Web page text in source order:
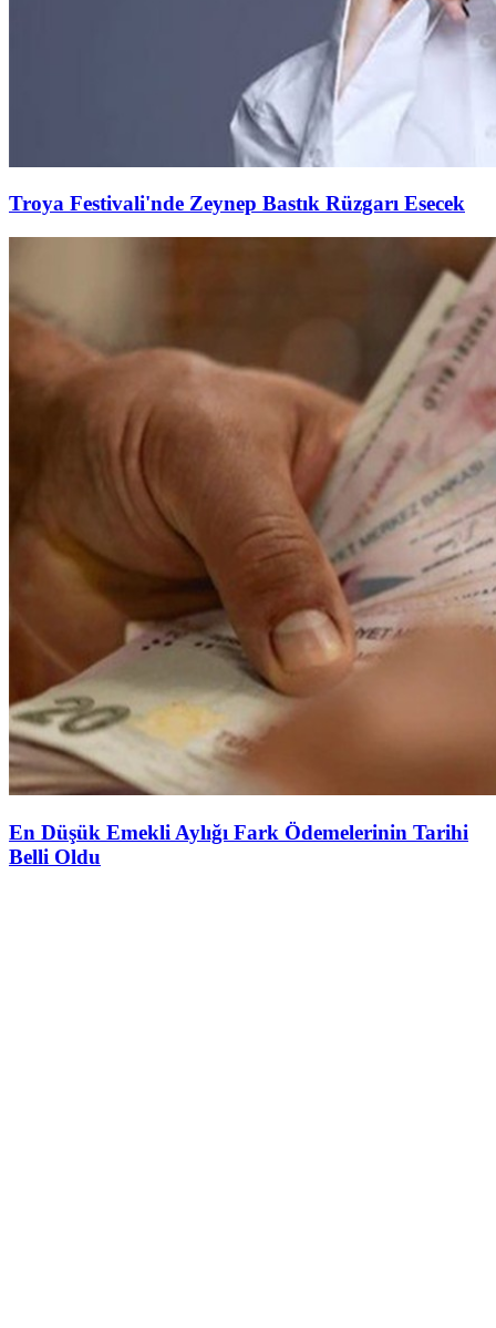
Troya Festivali'nde Zeynep Bastık Rüzgarı Esecek
En Düşük Emekli Aylığı Fark Ödemelerinin Tarihi
Belli Oldu